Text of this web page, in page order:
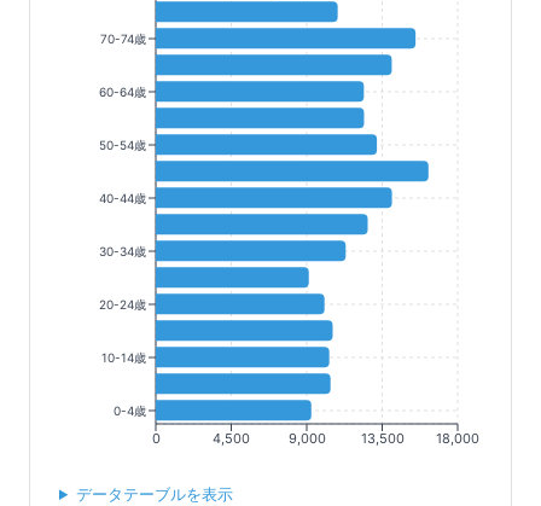
0 4,500 9,000 13,500 18,000
70-74歳
60-64歳
50-54歳
40-44歳
30-34歳
20-24歳
10-14歳
0-4歳
データテーブルを表示